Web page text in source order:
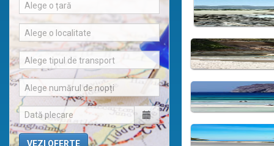
Alege o țară
Alege o localitate
Alege tipul de transport
Alege numărul de nopți